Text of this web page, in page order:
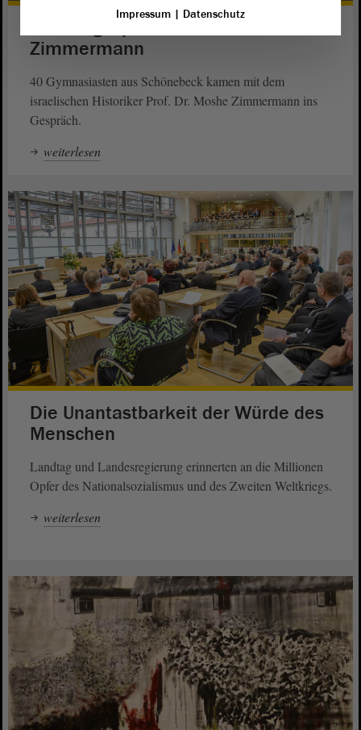
Schülergespräch mit Moshe
Zimmermann
40 Gymnasiasten aus Schönebeck kamen mit dem
israelischen Historiker Prof. Dr. Moshe Zimmermann ins
Gespräch.
weiterlesen
Die Unantastbarkeit der Würde des
Menschen
Landtag und Landesregierung erinnerten an die Millionen
Opfer des Nationalsozialismus und des Zweiten Weltkriegs.
weiterlesen
Impressum| Datenschutz